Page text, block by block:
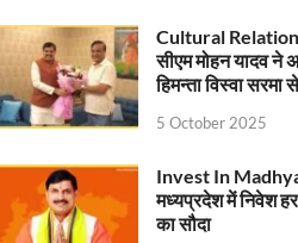
Cultural
सीएम मोहन यादव ने
हिमन्ता विस्वा
5 October 2025
Invest In
मध्यप्रदेश में निवेश
का सौदा